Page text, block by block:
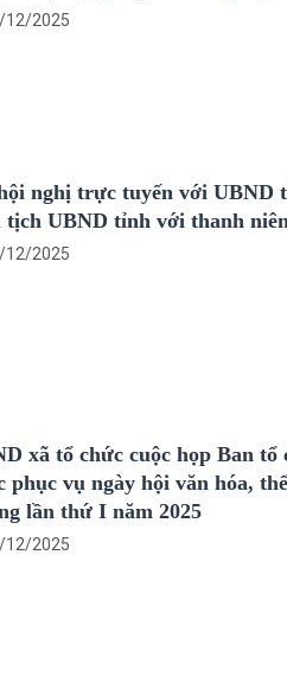
12/2025
nghị trực tuyến với UBND
tịch UBND tỉnh với thanh
12/2025
xã tổ chức cuộc họp Ban
phục vụ ngày hội văn hóa,
lần thứ I năm 2025
12/2025